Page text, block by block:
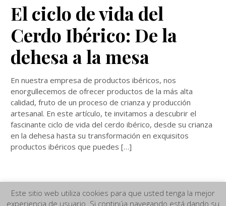
El ciclo de vida del
Cerdo Ibérico: De la
dehesa a la mesa
En nuestra empresa de productos ibéricos, nos
enorgullecemos de ofrecer productos de la más alta
calidad, fruto de un proceso de crianza y producción
artesanal. En este artículo, te invitamos a descubrir el
fascinante ciclo de vida del cerdo ibérico, desde su crianza
en la dehesa hasta su transformación en exquisitos
productos ibéricos que puedes […]
Aviso Legal|Términos y Condiciones de compra |Política de
Este sitio web utiliza cookies para que usted tenga la mejor
experiencia de usuario. Si continúa navegando está dando su